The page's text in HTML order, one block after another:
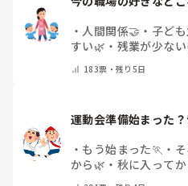
・ 人間関係🤝 ・ 子ど
すい🌿 ・ 残業が少ない
183票・残り5日
運動会準備始まった
・ もう始まった🏃 ・
から🌿 ・ 秋に入って